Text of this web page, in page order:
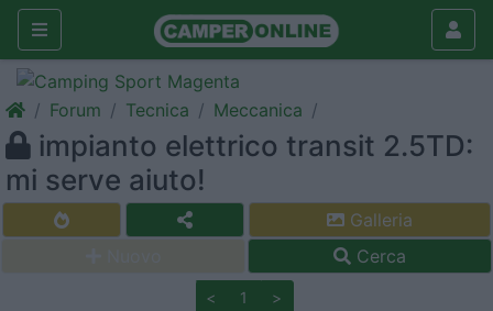
Forum Tecnica Meccanica
impianto elettrico transit 2.5TD:
mi serve aiuto!
Galleria
Cerca
< 1 >